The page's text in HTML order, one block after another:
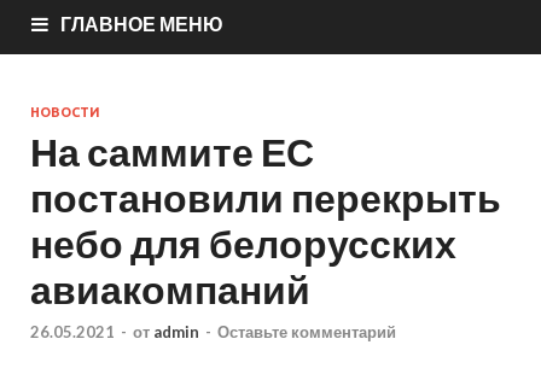
ГЛАВНОЕ МЕНЮ
НОВОСТИ
На саммите ЕС
постановили перекрыть
небо для белорусских
авиакомпаний
26.05.2021 - от admin - Оставьте комментарий